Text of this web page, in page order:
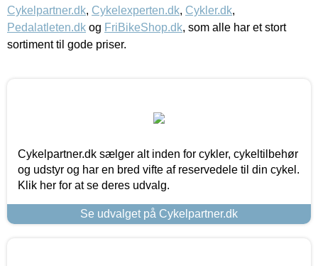
Cykelpartner.dk, Cykelexperten.dk, Cykler.dk,
Pedalatleten.dk og FriBikeShop.dk, som alle har et stort
sortiment til gode priser.
Cykelpartner.dk sælger alt inden for cykler, cykeltilbehør
og udstyr og har en bred vifte af reservedele til din cykel.
Klik her for at se deres udvalg.
Se udvalget på Cykelpartner.dk